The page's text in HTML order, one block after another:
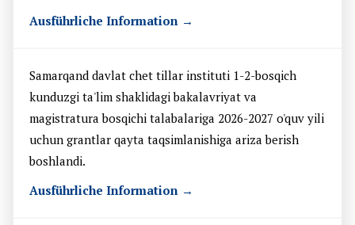
Ausführliche Information →
Samarqand davlat chet tillar instituti 1-2-bosqich
kunduzgi ta'lim shaklidagi bakalavriyat va
magistratura bosqichi talabalariga 2026-2027 o'quv yili
uchun grantlar qayta taqsimlanishiga ariza berish
boshlandi.
Ausführliche Information →